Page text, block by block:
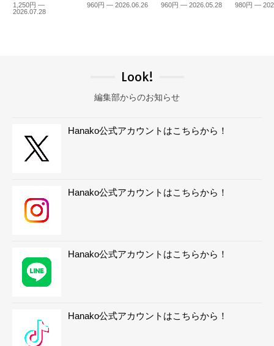
1,250円 —
2026.07.28
960円 — 2026.06.26 960円 — 2026.05.28 980円 —
Look!
編集部からのお知らせ
Hanako公式アカウントはこちらから！
Hanako公式アカウントはこちらから！
Hanako公式アカウントはこちらから！
Hanako公式アカウントはこちらから！